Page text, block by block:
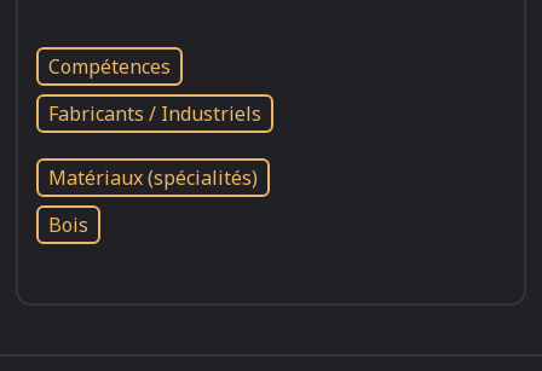
Compétences
Fabricants / Industriels
Matériaux (spécialités)
Bois